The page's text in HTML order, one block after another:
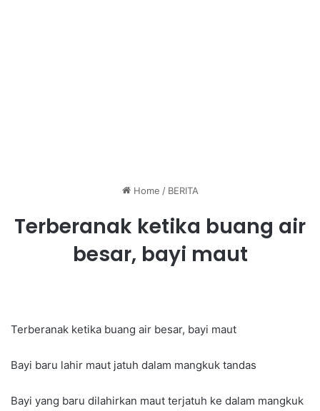
Home / BERITA
Terberanak ketika buang air
besar, bayi maut
Terberanak ketika buang air besar, bayi maut
Bayi baru lahir maut jatuh dalam mangkuk tandas
Bayi yang baru dilahirkan maut terjatuh ke dalam mangkuk